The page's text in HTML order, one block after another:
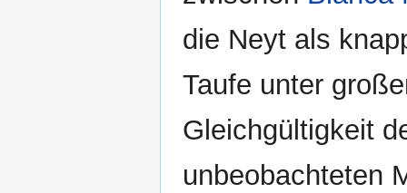
die Neyt als
Taufe unter
Gleichgültigkeit
unbeobachteten